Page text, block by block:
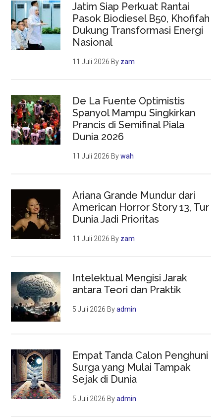
Jatim Siap Perkuat Rantai
Pasok Biodiesel B50, Khofifah
Dukung Transformasi Energi
Nasional
11 Juli 2026 By zam
De La Fuente Optimistis
Spanyol Mampu Singkirkan
Prancis di Semifinal Piala
Dunia 2026
11 Juli 2026 Bywah
Ariana Grande Mundur dari
American Horror Story 13, Tur
Dunia Jadi Prioritas
11 Juli 2026 By zam
Intelektual Mengisi Jarak
antara Teori dan Praktik
5 Juli 2026 Byadmin
Empat Tanda Calon Penghuni
Surga yang Mulai Tampak
Sejak di Dunia
5 Juli 2026 Byadmin